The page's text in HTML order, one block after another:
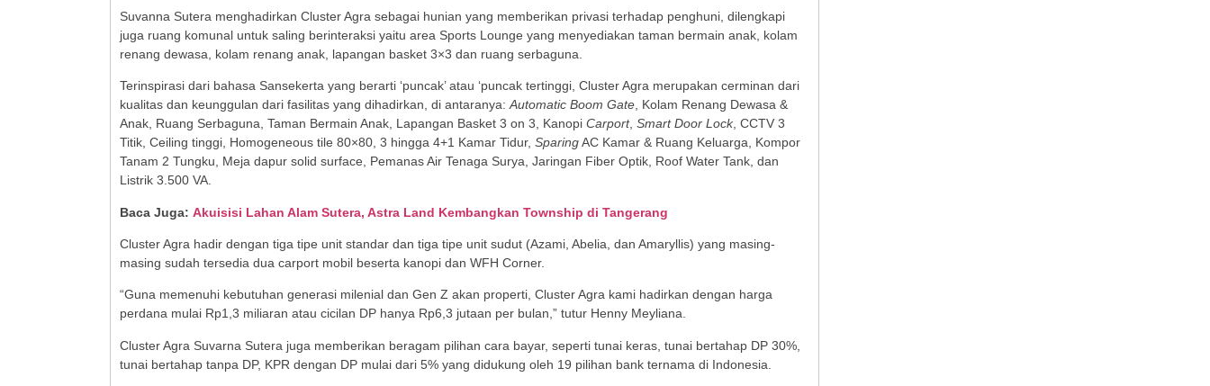
Suvanna Sutera menghadirkan Cluster Agra sebagai hunian yang memberikan privasi terhadap penghuni, dilengkapi
juga ruang komunal untuk saling berinteraksi yaitu area Sports Lounge yang menyediakan taman bermain anak, kolam
renang dewasa, kolam renang anak, lapangan basket 3×3 dan ruang serbaguna.
Terinspirasi dari bahasa Sansekerta yang berarti ‘puncak’ atau ‘puncak tertinggi, Cluster Agra merupakan cerminan dari
kualitas dan keunggulan dari fasilitas yang dihadirkan, di antaranya:Automatic Boom Gate, Kolam Renang Dewasa &
Anak, Ruang Serbaguna, Taman Bermain Anak, Lapangan Basket 3 on 3, Kanopi Carport, Smart Door Lock, CCTV 3
Titik, Ceiling tinggi, Homogeneous tile 80×80, 3 hingga 4+1 Kamar Tidur, SparingAC Kamar & Ruang Keluarga, Kompor
Tanam 2 Tungku, Meja dapur solid surface, Pemanas Air Tenaga Surya, Jaringan Fiber Optik, Roof Water Tank, dan
Listrik 3.500 VA.
Baca Juga: Akuisisi Lahan Alam Sutera, Astra Land Kembangkan Township di Tangerang
Cluster Agra hadir dengan tiga tipe unit standar dan tiga tipe unit sudut (Azami, Abelia, dan Amaryllis) yang masing-
masing sudah tersedia dua carport mobil beserta kanopi dan WFH Corner.
“Guna memenuhi kebutuhan generasi milenial dan Gen Z akan properti, Cluster Agra kami hadirkan dengan harga
perdana mulai Rp1,3 miliaran atau cicilan DP hanya Rp6,3 jutaan per bulan,” tutur Henny Meyliana.
Cluster Agra Suvarna Sutera juga memberikan beragam pilihan cara bayar, seperti tunai keras, tunai bertahap DP 30%,
tunai bertahap tanpa DP, KPR dengan DP mulai dari 5% yang didukung oleh 19 pilihan bank ternama di Indonesia.